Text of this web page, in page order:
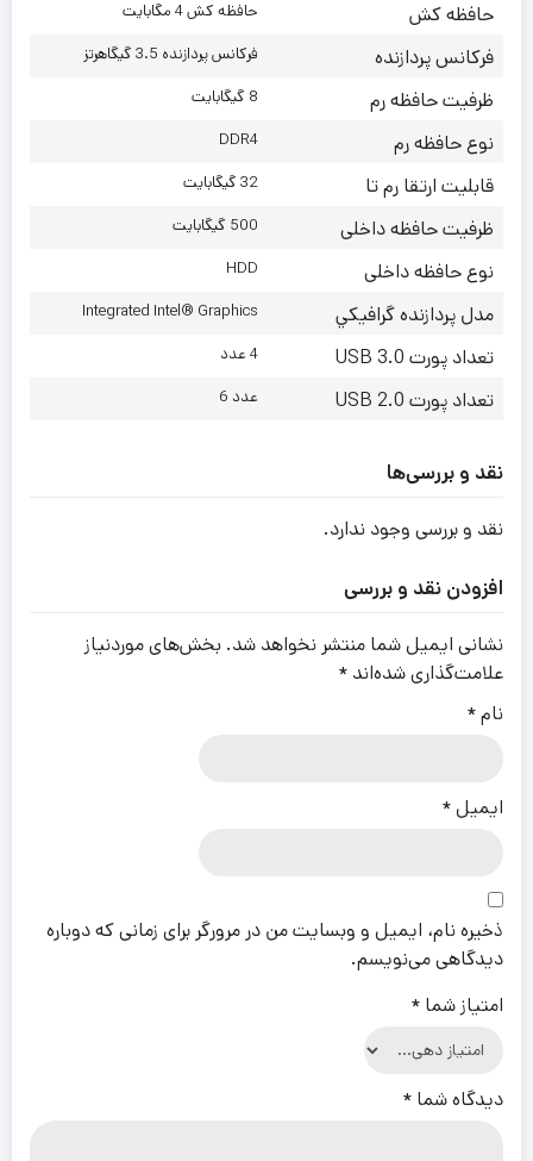
حافظه کش حافظه کش 4 مگابایت
فرکانس پردازنده فرکانس پردازنده 3.5 گیگاهرتز
ظرفیت حافظه رم 8 گیگابایت
نوع حافظه رم DDR4
قابلیت ارتقا رم تا 32 گیگابایت
ظرفيت حافظه داخلی 500 گیگابایت
نوع حافظه داخلی HDD
مدل پردازنده گرافيکي Integrated Intel® Graphics
تعداد پورت USB 3.0 4 عدد
تعداد پورت USB 2.0 عدد 6
نقد و بررسی‌ها
نقد و بررسی وجود ندارد.
افزودن نقد و بررسی
نشانی ایمیل شما منتشر نخواهد شد. بخش‌های موردنیاز
علامت‌گذاری شده‌اند *
نام*
ایمیل *
ذخیره نام، ایمیل و وبسایت من در مرورگر برای زمانی که دوباره
دیدگاهی می‌نویسم.
امتیاز شما *
دیدگاه شما *